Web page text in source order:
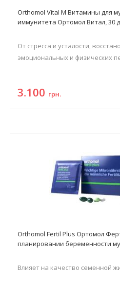
Orthomol Vital M Витамины для
иммунитета Ортомол Витал, 30
От стресса и усталости,
эмоциональных и физических
3.100 грн.
Orthomol Fertil Plus Ортомол
планировании беременности
Влияет на качество семенной